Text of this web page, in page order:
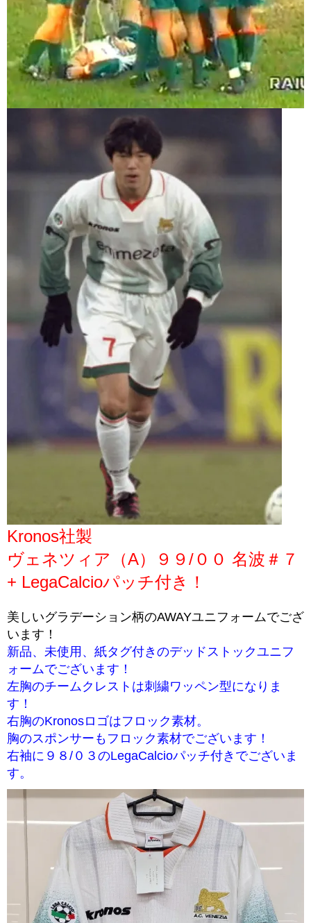
Kronos社製
ヴェネツィア（A）９９/００ 名波＃７
+ LegaCalcioパッチ付き！
美しいグラデーション柄のAWAYユニフォームでござ
います！
新品、未使用、紙タグ付きのデッドストックユニフ
ォームでございます！
左胸のチームクレストは刺繍ワッペン型になりま
す！
右胸のKronosロゴはフロック素材。
胸のスポンサーもフロック素材でございます！
右袖に９８/０３のLegaCalcioパッチ付きでございま
す。